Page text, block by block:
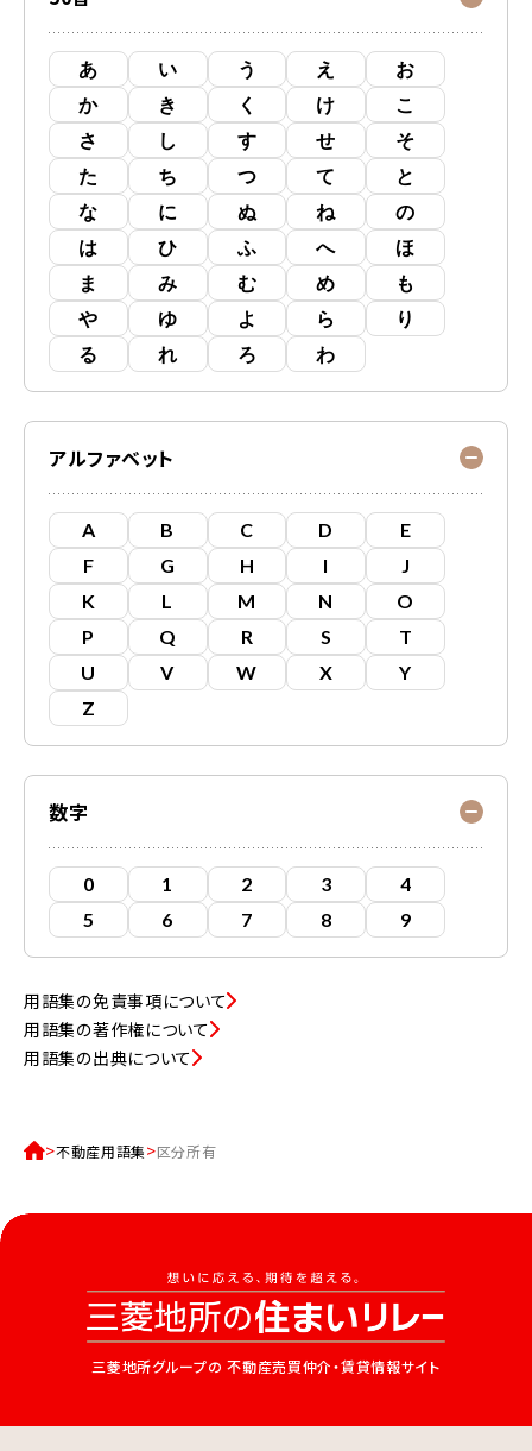
あ い う え
お
か
き く け
こ
さ
し す せ
そ
た
ち つ て
と
な
に ぬ ね
の
は
ひ ふ へ
ほ
ま
み む め
も
や
ゆ よ ら
り
る
れ ろ わ
アルファベット
A B C D
E
F
G H I
J
K
L M N
O
P
Q R S
T
U
V W X
Y
Z
数字
0 1 2 3
4
5
6 7 8 9
用語集の免責事項について
用語集の著作権について
用語集の出典について
不動産用語集 区分所有
三菱地所グループの 不動産売買仲介・賃貸情報サイト